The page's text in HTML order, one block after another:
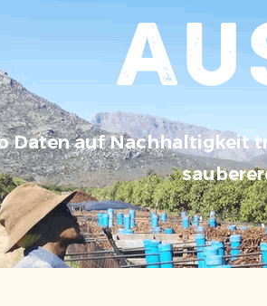
Daten auf Nachhaltigkeit